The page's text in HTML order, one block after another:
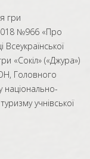
гри
№966 «Про
«Сокіл» («Джура»)
Головного
національно-
учнівської